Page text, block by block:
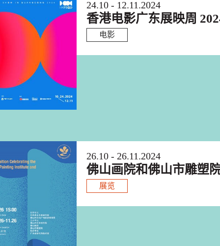
24.10 - 12.11.2024
香港电影广东展映周
电影
26.10 - 26.11.2024
佛山画院和佛山市雕塑
展览